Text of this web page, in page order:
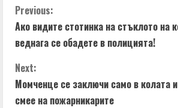
i
n
g
C
o
n
t
Previous:
Ако видите стотинка на стъклото на
веднага се обадете в полицията!
Next:
Момченце се заключи само в колата
смее на пожарникарите